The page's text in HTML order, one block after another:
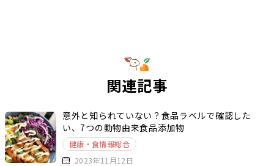
関連記事
意外と知られていない？食品ラベルで確認した
い、7つの動物由来食品添加物
健康・食情報総合
2023年11月12日